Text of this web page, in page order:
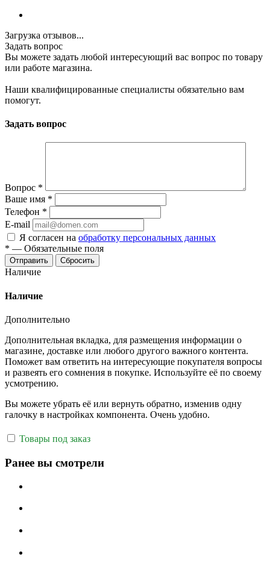
Загрузка отзывов...
Задать вопрос
Вы можете задать любой интересующий вас вопрос по товару
или работе магазина.
Наши квалифицированные специалисты обязательно вам
помогут.
Задать вопрос
Вопрос *
Ваше имя *
Телефон *
E-mail
Я согласен на обработку персональных данных
* — Обязательные поля
Отправить Сбросить
Наличие
Наличие
Дополнительно
Дополнительная вкладка, для размещения информации о
магазине, доставке или любого другого важного контента.
Поможет вам ответить на интересующие покупателя вопросы
и развеять его сомнения в покупке. Используйте её по своему
усмотрению.
Вы можете убрать её или вернуть обратно, изменив одну
галочку в настройках компонента. Очень удобно.
Товары под заказ
Ранее вы смотрели